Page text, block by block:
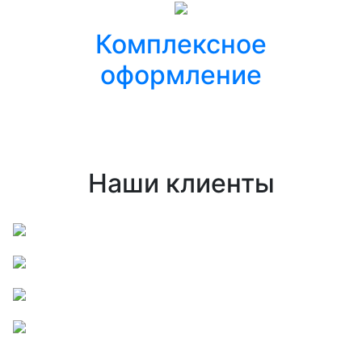
Комплексное
оформление
Наши клиенты